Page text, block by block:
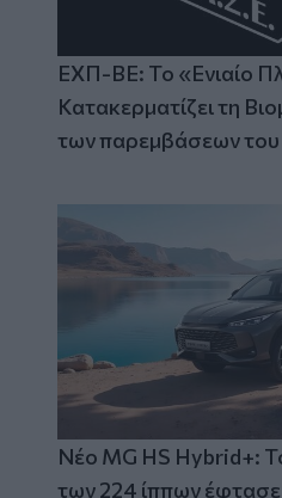
ΕΧΠ-ΒΕ: Το «Ενιαίο
Κατακερματίζει τη
των παρεμβάσεων
Νέο MG HS Hybrid+:
των 224 ίππων